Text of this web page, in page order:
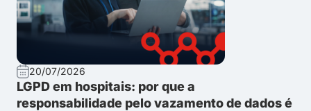
20/07/2026
LGPD em hospitais: por que a
responsabilidade pelo vazamento de dados é